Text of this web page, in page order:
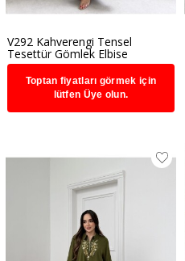
V292 Kahverengi Tensel
Tesettür Gömlek Elbise
Toptan fiyatları görmek için
lütfen Üye olun.